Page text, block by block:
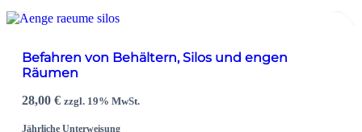
Befahren von Behältern, Silos und engen
Räumen
28,00€ zzgl. 19% MwSt.
Jährliche Unterweisung